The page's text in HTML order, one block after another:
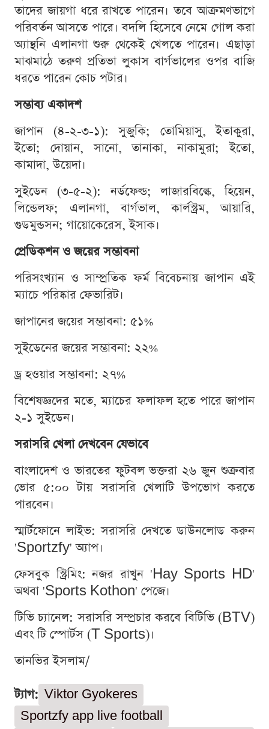
তাদের জায়গা ধরে রাখতে পারেন। তবে আক্রমণভাগে
পরিবর্তন আসতে পারে। বদলি হিসেবে নেমে গোল করা
অ্যান্থনি এলানগা শুরু থেকেই খেলতে পারেন। এছাড়া
মাঝমাঠে তরুণ প্রতিভা লুকাস বার্গভালের ওপর বাজি
ধরতে পারেন কোচ পটার।
সম্ভাব্য একাদশ
জাপান (৪-২-৩-১): সুজুকি; তোমিয়াসু, ইতাকুরা,
ইতো; দোয়ান, সানো, তানাকা, নাকামুরা; ইতো,
কামাদা, উয়েদা।
সুইডেন (৩-৫-২): নর্ডফেল্ড; লাজারবিল্কে, হিয়েন,
লিন্ডেলফ; এলানগা, বার্গভাল, কার্লস্ট্রম, আয়ারি,
গুডমুন্ডসন; গায়োকেরেস, ইসাক।
প্রেডিকশন ও জয়ের সম্ভাবনা
পরিসংখ্যান ও সাম্প্রতিক ফর্ম বিবেচনায় জাপান এই
ম্যাচে পরিষ্কার ফেভারিট।
জাপানের জয়ের সম্ভাবনা: ৫১%
সুইডেনের জয়ের সম্ভাবনা: ২২%
ড্র হওয়ার সম্ভাবনা: ২৭%
বিশেষজ্ঞদের মতে, ম্যাচের ফলাফল হতে পারে জাপান
২-১ সুইডেন।
সরাসরি খেলা দেখবেন যেভাবে
বাংলাদেশ ও ভারতের ফুটবল ভক্তরা ২৬ জুন শুক্রবার
ভোর ৫:০০ টায় সরাসরি খেলাটি উপভোগ করতে
পারবেন।
স্মার্টফোনে লাইভ: সরাসরি দেখতে ডাউনলোড করুন
'Sportzfy' অ্যাপ।
ফেসবুক স্ট্রিমিং: নজর রাখুন 'Hay Sports HD'
অথবা 'Sports Kothon' পেজে।
টিভি চ্যানেল: সরাসরি সম্প্রচার করবে বিটিভি (BTV)
এবং টি স্পোর্টস (T Sports)।
তানভির ইসলাম/
ট্যাগ: Viktor Gyokeres
Sportzfy app live football